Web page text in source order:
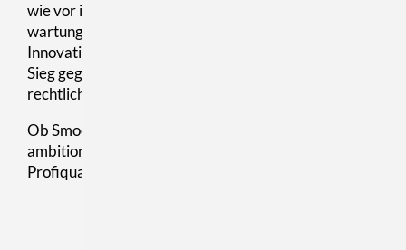
wie vor in den USA und setzt auf ein modulares,
wartungsarmes Produktdesgin. Nach mehreren
Innovationsauszeichnungen und einem Patentstreit-
Sieg gegen Vitamix ist die Marke technisch wie
rechtlich stark positioniert.
Ob Smoothie-Bar, Systemgastronomie oder
ambitionierte Privatküche: Blendtec liefert
Profiqualität mit maximaler Alltagstauglichkeit.